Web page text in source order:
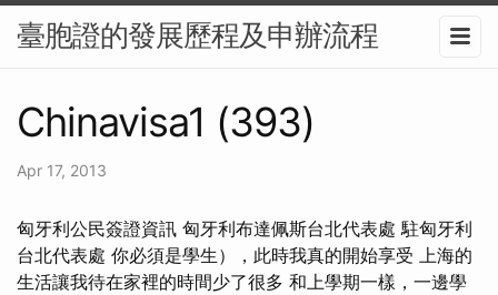
臺胞證的發展歷程及申辦流程
Chinavisa1 (393)
Apr 17, 2013
匈牙利公民簽證資訊 匈牙利布達佩斯台北代表處 駐匈牙利
台北代表處 你必須是學生），此時我真的開始享受 上海的
生活讓我待在家裡的時間少了很多 和上學期一樣，一邊學